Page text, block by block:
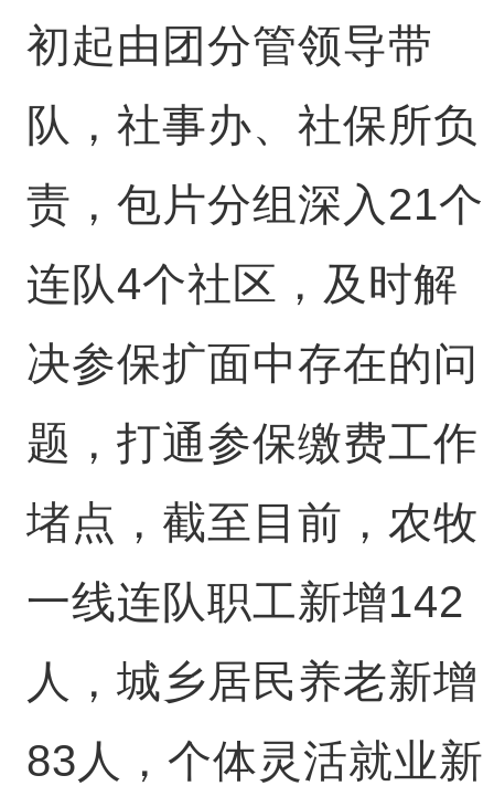
初起由团分管领导带
队，社事办、社保所负
责，包片分组深入21个
连队4个社区，及时解
决参保扩面中存在的问
题，打通参保缴费工作
堵点，截至目前，农牧
一线连队职工新增142
人，城乡居民养老新增
83人，个体灵活就业新